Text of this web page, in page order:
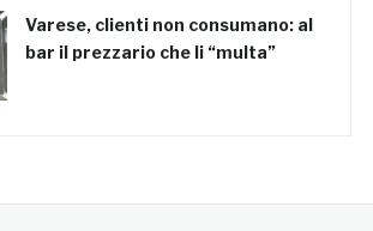
Varese, clienti non consumano: al
bar il prezzario che li “multa”